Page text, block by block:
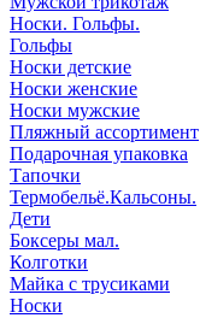
Носки. Гольфы.
Гольфы
Носки детские
Носки женские
Носки мужские
Пляжный ассортимент
Подарочная упаковка
Тапочки
Термобельё.Кальсоны.
Дети
Боксеры мал.
Колготки
Майка с трусиками
Носки